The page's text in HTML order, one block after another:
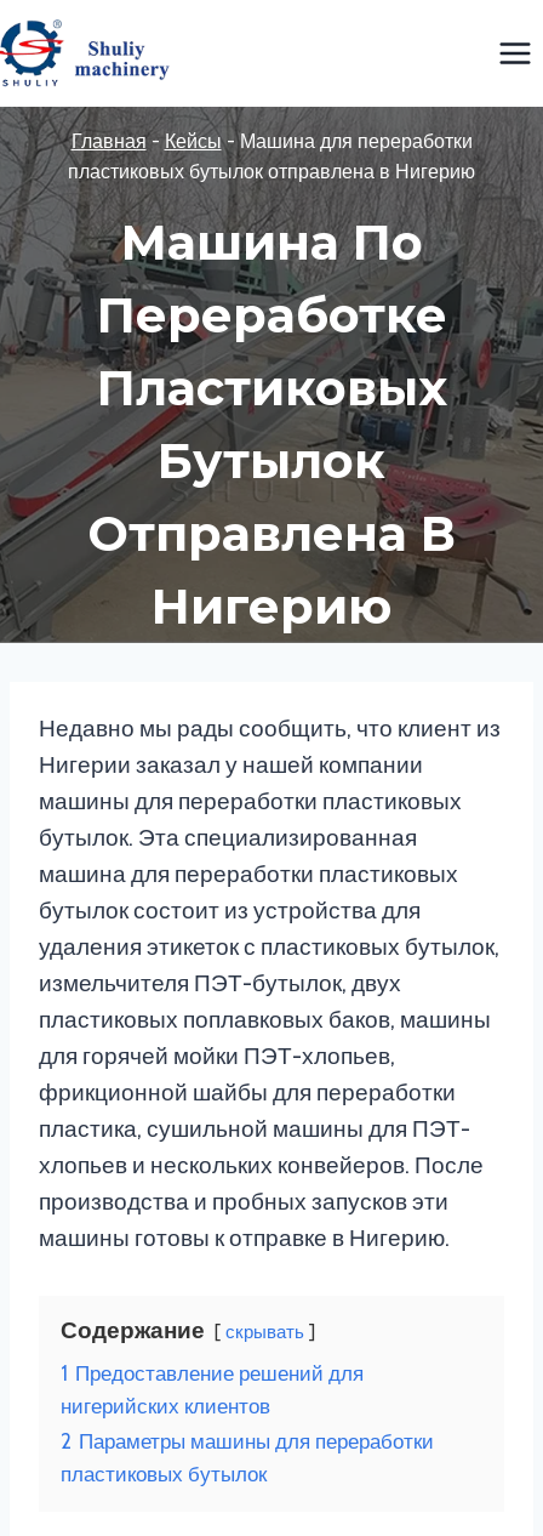
Перейти
к
содержимому
Главная-Кейсы-Машина для переработки
пластиковых бутылок отправлена в Нигерию
Машина По
Переработке
Пластиковых
Бутылок
Отправлена ​​в
Нигерию
Недавно мы рады сообщить, что клиент из
Нигерии заказал у нашей компании
машины для переработки пластиковых
бутылок. Эта специализированная
машина для переработки пластиковых
бутылок состоит из устройства для
удаления этикеток с пластиковых бутылок,
измельчителя ПЭТ-бутылок, двух
пластиковых поплавковых баков, машины
для горячей мойки ПЭТ-хлопьев,
фрикционной шайбы для переработки
пластика, сушильной машины для ПЭТ-
хлопьев и нескольких конвейеров. После
производства и пробных запусков эти
машины готовы к отправке в Нигерию.
Содержание скрывать
1 Предоставление решений для
нигерийских клиентов
2 Параметры машины для переработки
пластиковых бутылок